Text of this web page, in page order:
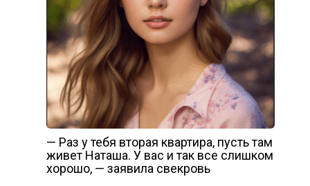
— Раз у тебя вторая квартира, пусть там
живет Наташа. У вас и так все слишком
хорошо, — заявила свекровь